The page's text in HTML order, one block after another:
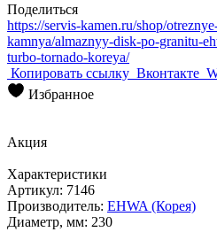
Поделиться
https://servis-kamen.ru/shop/
kamnya/almaznyy-disk-po-granitu-
turbo-tornado-koreya/
Копировать ссылку Вконтакте
Избранное
Акция
Характеристики
Артикул: 7146
Производитель: EHWA (Корея)
Диаметр, мм: 230